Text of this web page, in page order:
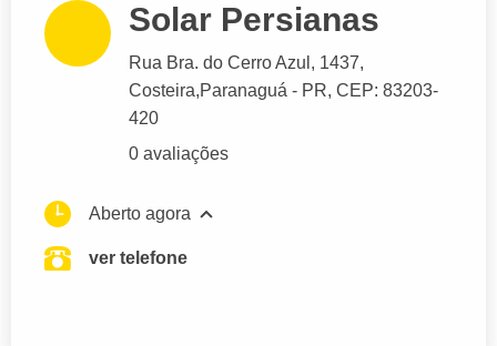
Solar Persianas
Rua Bra. do Cerro Azul , 1437,
Costeira,Paranaguá - PR, CEP: 83203-
420
0 avaliações
Aberto agora
ver telefone